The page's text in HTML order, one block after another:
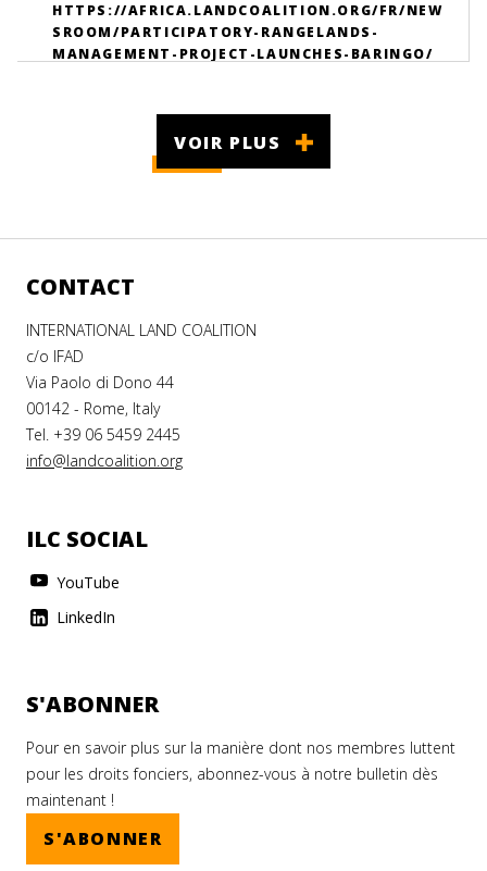
HTTPS://AFRICA.LANDCOALITION.ORG/FR/NEW
SROOM/PARTICIPATORY-RANGELANDS-
MANAGEMENT-PROJECT-LAUNCHES-BARINGO/
VOIR PLUS
CONTACT
INTERNATIONAL LAND COALITION
c/o IFAD
Via Paolo di Dono 44
00142 - Rome, Italy
Tel. +39 06 5459 2445
info@landcoalition.org
ILC SOCIAL
YouTube
LinkedIn
S'ABONNER
Pour en savoir plus sur la manière dont nos membres luttent
pour les droits fonciers, abonnez-vous à notre bulletin dès
maintenant !
S'ABONNER